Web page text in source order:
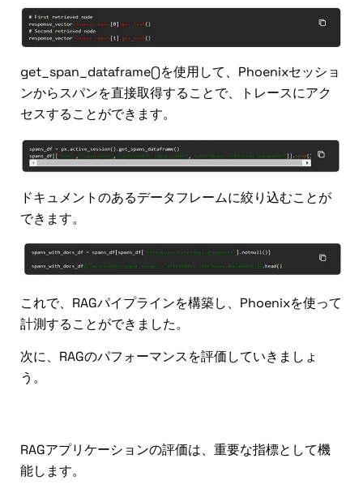
get_span_dataframe()を使用して、Phoenixセッショ
ンからスパンを直接取得することで、トレースにアク
セスすることができます。
ドキュメントのあるデータフレームに絞り込むことが
できます。
これで、RAGパイプラインを構築し、Phoenixを使って
計測することができました。
次に、RAGのパフォーマンスを評価していきましょ
う。
RAGアプリケーションの評価は、重要な指標として機
能します。